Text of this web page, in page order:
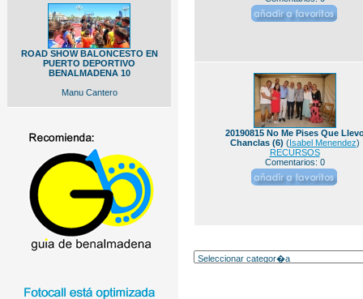
ROAD SHOW BALONCESTO EN
PUERTO DEPORTIVO
BENALMADENA 10
Manu Cantero
20190815 No Me Pises Que
Chanclas (6) (Isabel Menendez)
RECURSOS
Comentarios: 0